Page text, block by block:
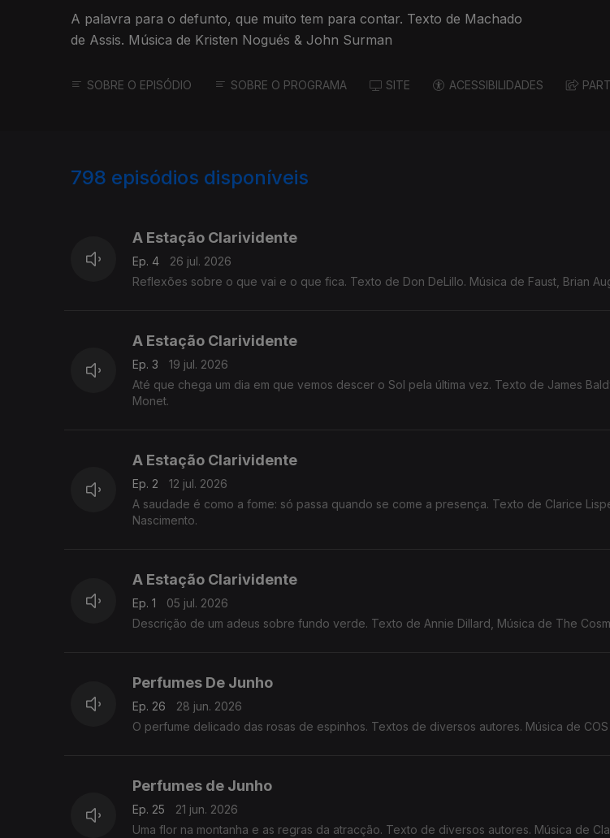
A palavra para o defunto, que muito tem para contar. Texto de Machado
de Assis. Música de Kristen Nogués & John Surman
SOBRE O EPISÓDIO SOBRE O PROGRAMA SITE ACESSIBILIDADES
798 episódios disponíveis
A Estação Clarividente
Ep. 4
26 jul. 2026
Reflexões sobre o que vai e o que fica. Texto de Don DeLillo. Música de Faust, Brian
A Estação Clarividente
Ep. 3
19 jul. 2026
Até que chega um dia em que vemos descer o Sol pela última vez. Texto de James
Monet.
A Estação Clarividente
Ep. 2
12 jul. 2026
A saudade é como a fome: só passa quando se come a presença. Texto de Clarice
Nascimento.
A Estação Clarividente
Ep. 1
05 jul. 2026
Descrição de um adeus sobre fundo verde. Texto de Annie Dillard, Música de The
Perfumes De Junho
Ep. 26
28 jun. 2026
O perfume delicado das rosas de espinhos. Textos de diversos autores. Música de
Perfumes de Junho
Ep. 25
21 jun. 2026
Uma flor na montanha e as regras da atracção. Texto de diversos autores. Música de